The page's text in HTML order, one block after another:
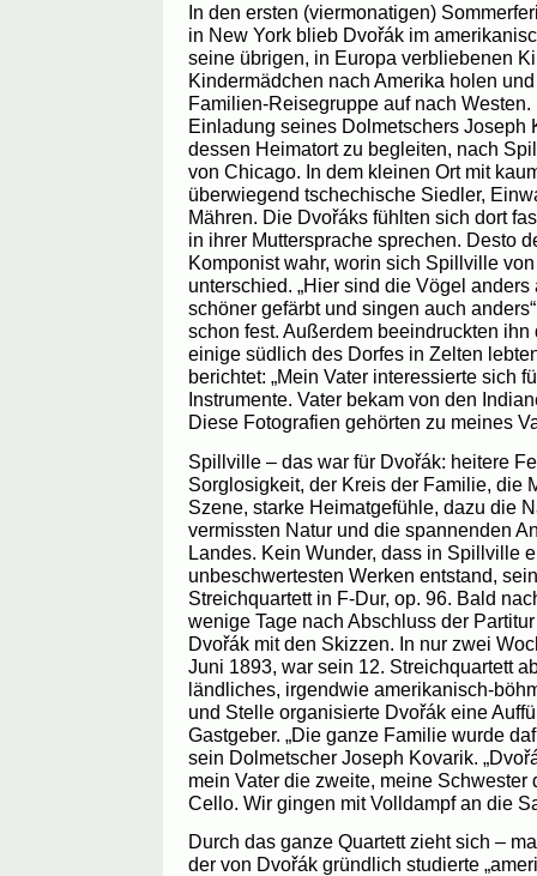
In den ersten (viermonatigen)
in New York blieb Dvořák im
seine übrigen, in Europa verbliebenen
Kindermädchen nach Amerika holen
Familien-Reisegruppe auf nach
Einladung seines Dolmetschers Joseph
dessen Heimatort zu begleiten, nach
von Chicago. In dem kleinen Ort mit
überwiegend tschechische Siedler,
Mähren. Die Dvořáks fühlten sich dort
in ihrer Muttersprache sprechen. Desto
Komponist wahr, worin sich Spillville
unterschied. „Hier sind die Vögel
schöner gefärbt und singen auch
schon fest. Außerdem beeindruckten
einige südlich des Dorfes in Zelten
berichtet: „Mein Vater interessierte sich
Instrumente. Vater bekam von den
Diese Fotografien gehörten zu meines
Spillville – das war für Dvořák: heitere
Sorglosigkeit, der Kreis der Familie, die
Szene, starke Heimatgefühle, dazu die
vermissten Natur und die spannenden
Landes. Kein Wunder, dass in Spillville
unbeschwertesten Werken entstand,
Streichquartett in F-Dur, op. 96. Bald
wenige Tage nach Abschluss der
Dvořák mit den Skizzen. In nur zwei
Juni 1893, war sein 12. Streichquartett
ländliches, irgendwie amerikanisch-
und Stelle organisierte Dvořák eine
Gastgeber. „Die ganze Familie wurde
sein Dolmetscher Joseph Kovarik.
mein Vater die zweite, meine Schwester
Cello. Wir gingen mit Volldampf an die
Durch das ganze Quartett zieht sich –
der von Dvořák gründlich studierte